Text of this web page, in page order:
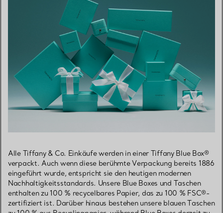
Alle Tiffany & Co. Einkäufe werden in einer Tiffany Blue Box®
verpackt. Auch wenn diese berühmte Verpackung bereits 1886
eingeführt wurde, entspricht sie den heutigen modernen
Nachhaltigkeitsstandards. Unsere Blue Boxes und Taschen
enthalten zu 100 % recycelbares Papier, das zu 100 % FSC®-
zertifiziert ist. Darüber hinaus bestehen unsere blauen Taschen